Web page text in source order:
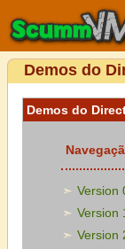
Demos do
Demos do
Version
Version
Version